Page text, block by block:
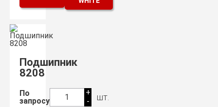
Подшипник
8208
По
запросу
1
+
-
шт.